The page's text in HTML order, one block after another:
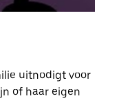
uitnodigt voor
of haar eigen